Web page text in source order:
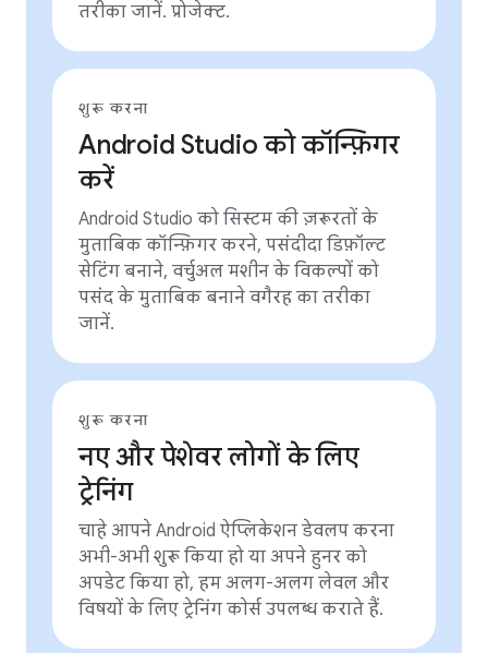
तरीका जानें. प्रोजेक्ट.
शुरू करना
Android Studio को कॉन्फ़िगर
करें
Android Studio को सिस्टम की ज़रूरतों के
मुताबिक कॉन्फ़िगर करने, पसंदीदा डिफ़ॉल्ट
सेटिंग बनाने, वर्चुअल मशीन के विकल्पों को
पसंद के मुताबिक बनाने वगैरह का तरीका
जानें.
शुरू करना
नए और पेशेवर लोगों के लिए
ट्रेनिंग
चाहे आपने Android ऐप्लिकेशन डेवलप करना
अभी-अभी शुरू किया हो या अपने हुनर को
अपडेट किया हो, हम अलग-अलग लेवल और
विषयों के लिए ट्रेनिंग काेर्स उपलब्ध कराते हैं.